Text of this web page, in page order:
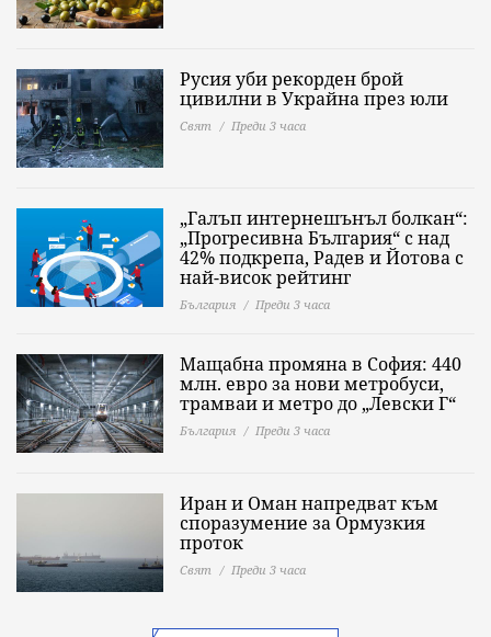
Русия уби рекорден брой
цивилни в Украйна през юли
Свят Преди 3 часа
„Галъп интернешънъл болкан“:
„Прогресивна България“ с над
42% подкрепа, Радев и Йотова с
най-висок рейтинг
България Преди 3 часа
Мащабна промяна в София: 440
млн. евро за нови метробуси,
трамваи и метро до „Левски Г“
България Преди 3 часа
Иран и Оман напредват към
споразумение за Ормузкия
проток
Свят Преди 3 часа